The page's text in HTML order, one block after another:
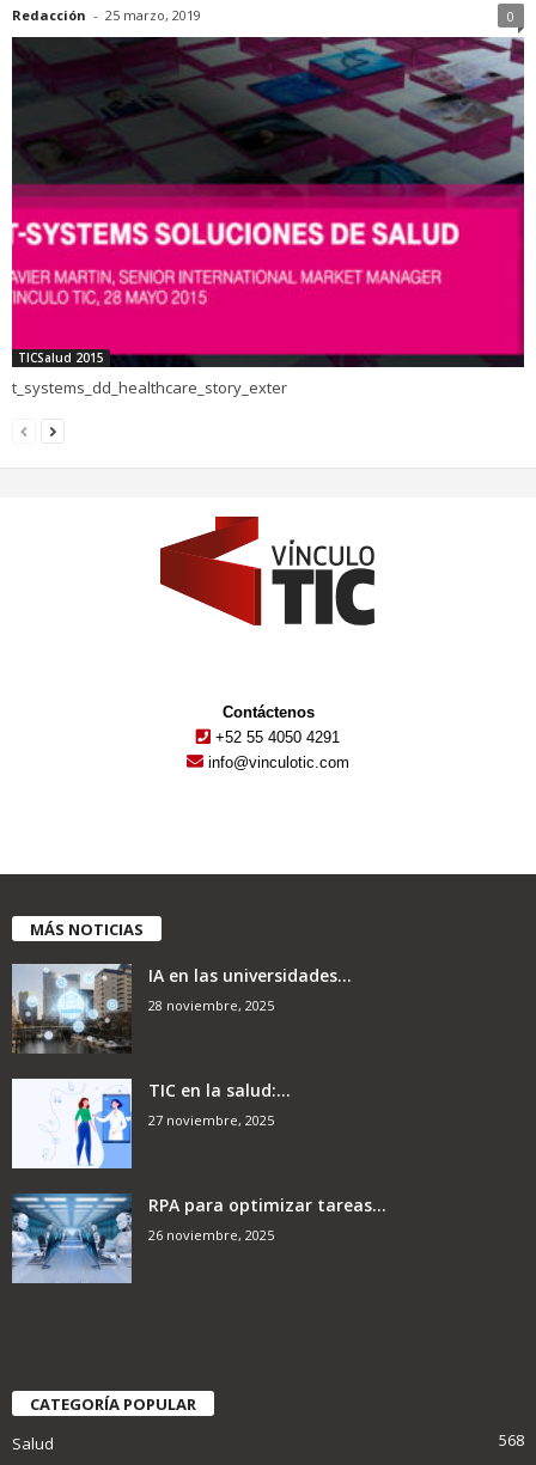
Redacción - 25 marzo, 2019 0
TICSalud 2015
t_systems_dd_healthcare_story_exter
Contáctenos
+52 55 4050 4291
info@vinculotic.com
MÁS NOTICIAS
IA en las universidades...
28 noviembre, 2025
TIC en la salud:...
27 noviembre, 2025
RPA para optimizar tareas...
26 noviembre, 2025
CATEGORÍA POPULAR
Salud
568